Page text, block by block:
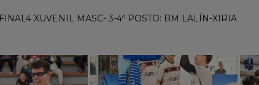
FINAL4 XUVENIL MASC- 3-4º POSTO: BM LALÍN-XIRIA